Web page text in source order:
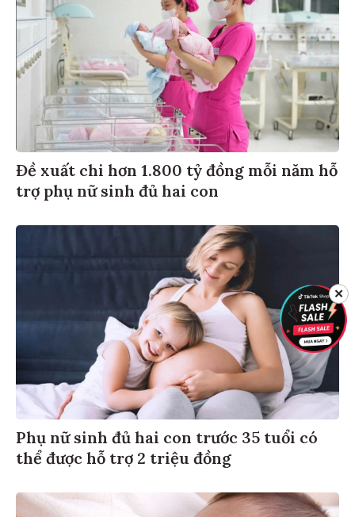
Đề xuất chi hơn 1.800 tỷ đồng mỗi năm hỗ
trợ phụ nữ sinh đủ hai con
Phụ nữ sinh đủ hai con trước 35 tuổi có
thể được hỗ trợ 2 triệu đồng
✕